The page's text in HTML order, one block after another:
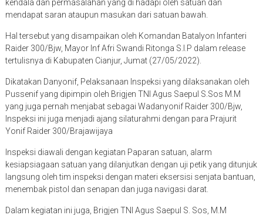
mendapat saran ataupun masukan dari satuan bawah.
Raider 300/Bjw, Mayor Inf Afri Swandi Ritonga S.I.P dalam release
tertulisnya di Kabupaten Cianjur, Jumat (27/05/2022).
Pussenif yang dipimpin oleh Brigjen TNI Agus Saepul S.Sos M.M
yang juga pernah menjabat sebagai Wadanyonif Raider 300/Bjw,
Inspeksi ini juga menjadi ajang silaturahmi dengan para Prajurit
Yonif Raider 300/Brajawijaya
kesiapsiagaan satuan yang dilanjutkan dengan uji petik yang ditunjuk
langsung oleh tim inspeksi dengan materi eksersisi senjata bantuan,
menembak pistol dan senapan dan juga navigasi darat.
menyempatkan untuk berkeliling di Asrama Yonif Raider 300/Bjw,